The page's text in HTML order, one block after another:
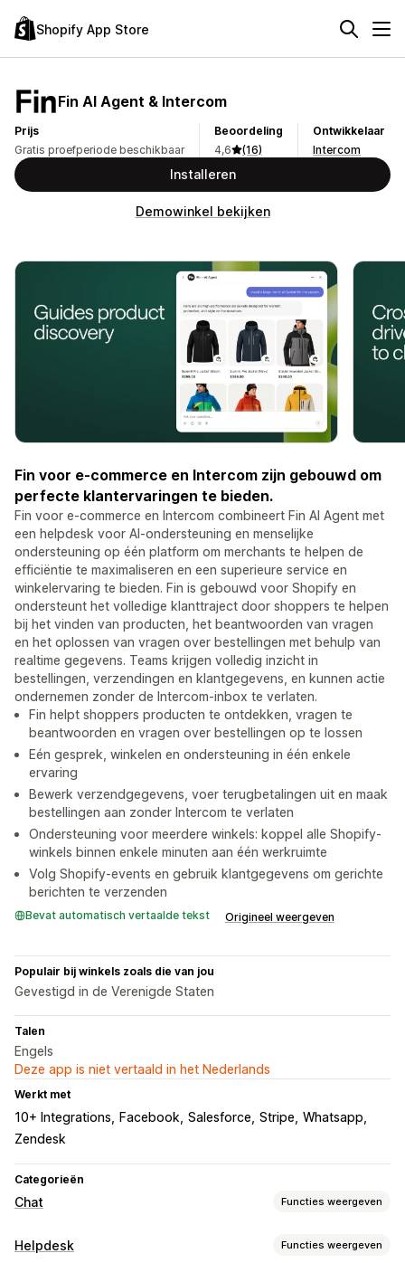
Shopify App Store
Fin AI Agent & Intercom
Prijs
Gratis proefperiode beschikbaar
Beoordeling
4,6
(16)
Ontwikkelaar
Intercom
Installeren
Demowinkel bekijken
Fin voor e-commerce en Intercom zijn gebouwd om
perfecte klantervaringen te bieden.
Fin voor e-commerce en Intercom combineert Fin AI Agent met
een helpdesk voor AI-ondersteuning en menselijke
ondersteuning op één platform om merchants te helpen de
efficiëntie te maximaliseren en een superieure service en
winkelervaring te bieden. Fin is gebouwd voor Shopify en
ondersteunt het volledige klanttraject door shoppers te helpen
bij het vinden van producten, het beantwoorden van vragen
en het oplossen van vragen over bestellingen met behulp van
realtime gegevens. Teams krijgen volledig inzicht in
bestellingen, verzendingen en klantgegevens, en kunnen actie
ondernemen zonder de Intercom-inbox te verlaten.
Fin helpt shoppers producten te ontdekken, vragen te
beantwoorden en vragen over bestellingen op te lossen
Eén gesprek, winkelen en ondersteuning in één enkele
ervaring
Bewerk verzendgegevens, voer terugbetalingen uit en maak
bestellingen aan zonder Intercom te verlaten
Ondersteuning voor meerdere winkels: koppel alle Shopify-
winkels binnen enkele minuten aan één werkruimte
Volg Shopify-events en gebruik klantgegevens om gerichte
berichten te verzenden
Bevat automatisch vertaalde tekst Origineel weergeven
Populair bij winkels zoals die van jou
Gevestigd in de Verenigde Staten
Talen
Engels
Deze app is niet vertaald in het Nederlands
Werkt met
10+ Integrations Facebook Salesforce Stripe Whatsapp
Zendesk
Categorieën
Chat Functies weergeven
Berichten versturen in real time
Helpdesk Functies weergeven